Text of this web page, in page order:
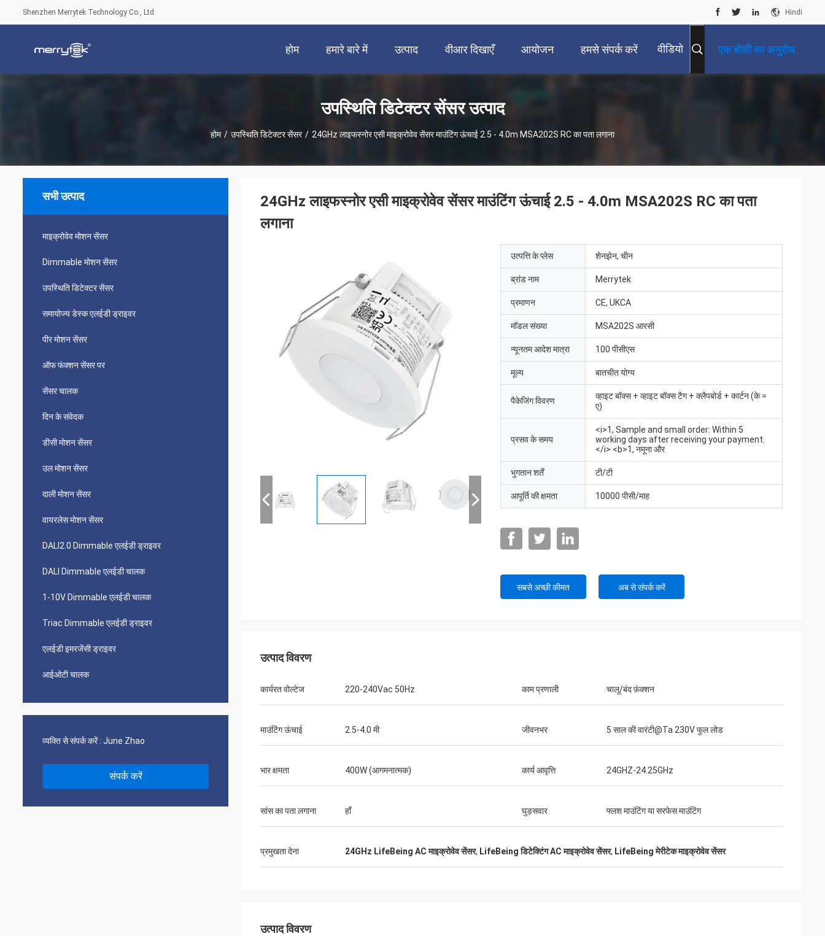
Shenzhen Merrytek Technology Co., Ltd. Hindi
होम हमारे बारे में उत्पाद वीआर दिखाएँ आयोजन हमसे संपर्क करें वीडियो एक बोली का अनुरोध
उपस्थिति डिटेक्टर सेंसर उत्पाद
होम / उपस्थिति डिटेक्टर सेंसर / 24GHz लाइफस्नोर एसी माइक्रोवेव सेंसर माउंटिंग ऊंचाई 2.5 - 4.0m MSA202S RC का पता लगाना
सभी उत्पाद
माइक्रोवेव मोशन सेंसर
Dimmable मोशन सेंसर
उपस्थिति डिटेक्टर सेंसर
समायोज्य डेस्क एलईडी ड्राइवर
पीर मोशन सेंसर
ऑफ फंक्शन सेंसर पर
सेंसर चालक
दिन के संवेदक
डीसी मोशन सेंसर
उल मोशन सेंसर
दाली मोशन सेंसर
वायरलेस मोशन सेंसर
DALI2.0 Dimmable एलईडी ड्राइवर
DALI Dimmable एलईडी चालक
1-10V Dimmable एलईडी चालक
Triac Dimmable एलईडी ड्राइवर
एलईडी इमरजेंसी ड्राइवर
आईओटी चालक
व्यक्ति से संपर्क करें : June Zhao
संपर्क करें
24GHz लाइफस्नोर एसी माइक्रोवेव सेंसर माउंटिंग ऊंचाई 2.5 - 4.0m MSA202S RC का पता
लगाना
उत्पत्ति के प्लेस शेनझेन, चीन
ब्रांड नाम Merrytek
प्रमाणन CE, UKCA
मॉडल संख्या MSA202S आरसी
न्यूनतम आदेश मात्रा 100 पीसीएस
मूल्य बातचीत योग्य
पैकेजिंग विवरण
व्हाइट बॉक्स + व्हाइट बॉक्स टैग + क्लैपबोर्ड + कार्टन (के =
ए)
प्रसव के समय
<i>1, Sample and small order: Within 5
working days after receiving your payment.
</i> <b>1, नमूना और
भुगतान शर्तें टी/टी
आपूर्ति की क्षमता 10000 पीसी/माह
सबसे अच्छी कीमत अब से संपर्क करें
उत्पाद विवरण
कार्यरत वोल्टेज 220-240Vac 50Hz काम प्रणाली चालू/बंद फ़ंक्शन
माउंटिंग ऊंचाई 2.5-4.0 मी जीवनभर 5 साल की वारंटी@Ta 230V फुल लोड
भार क्षमता 400W (आगमनात्मक) कार्य आवृत्ति 24GHZ-24.25GHz
सांस का पता लगाना हाँ घुड़सवार फ्लश माउंटिंग या सरफेस माउंटिंग
प्रमुखता देना 24GHz LifeBeing AC माइक्रोवेव सेंसर, LifeBeing डिटेक्टिंग AC माइक्रोवेव सेंसर, LifeBeing मेरीटेक माइक्रोवेव सेंसर
उत्पाद विवरण